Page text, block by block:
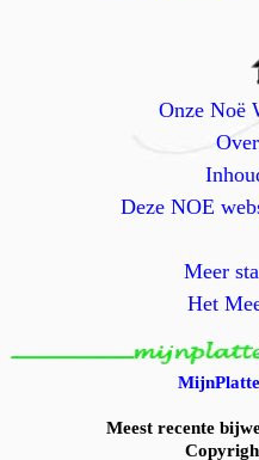
Onze Noë
Deze NOE
Meer
Het
Meest recente